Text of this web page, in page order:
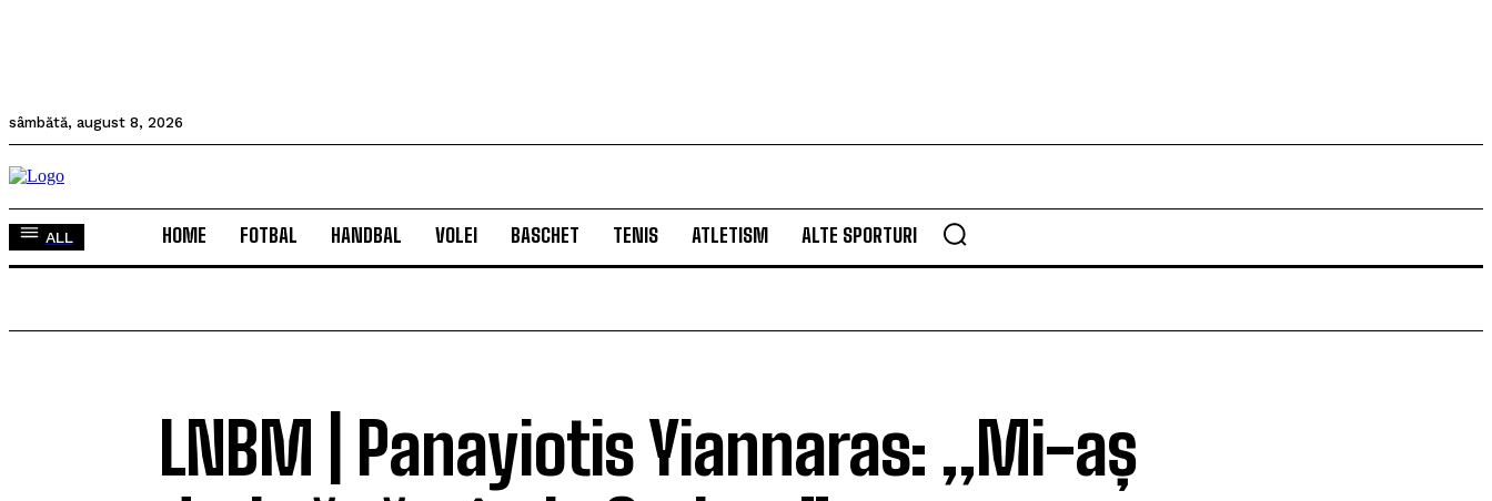
sâmbătă, august 8, 2026
ALL HOME FOTBAL HANDBAL VOLEI BASCHET TENIS ATLETISM ALTE SPORTURI
LNBM | Panayiotis Yiannaras: „Mi-aș